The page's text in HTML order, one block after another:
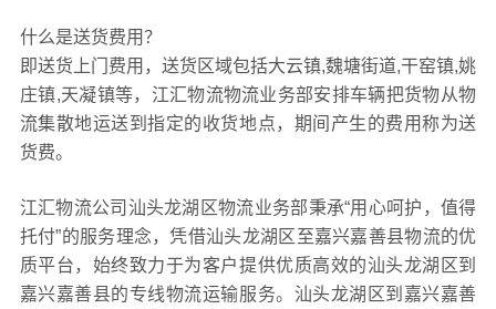
什么是送货费用？
即送货上门费用，送货区域包括大云镇,魏塘街道,干窑镇,姚
庄镇,天凝镇等，江汇物流物流业务部安排车辆把货物从物
流集散地运送到指定的收货地点，期间产生的费用称为送
货费。
江汇物流公司汕头龙湖区物流业务部秉承“用心呵护，值得
托付”的服务理念，凭借汕头龙湖区至嘉兴嘉善县物流的优
质平台，始终致力于为客户提供优质高效的汕头龙湖区到
嘉兴嘉善县的专线物流运输服务。汕头龙湖区到嘉兴嘉善